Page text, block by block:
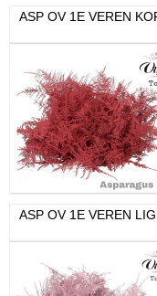
ASP OV 1E VEREN
ASP OV 1E VEREN